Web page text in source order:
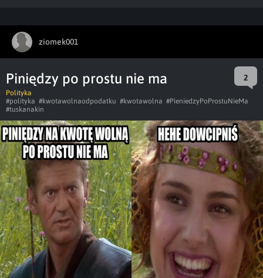
ziomek001
Piniędzy po prostu nie ma 2
Polityka
#polityka #kwotawolnaodpodatku #kwotawolna #PieniedzyPoProstuNieMa
#tuskanakin